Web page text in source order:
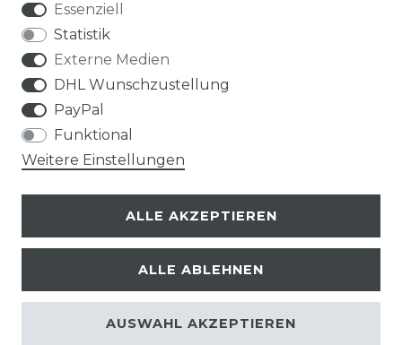
Bei Fragen schnelle und nette Rückmeldung
sabine m., celle
Datum der Veröffentlichung: 12.06.2026
Datum der Kauferfahrung: 04.06.2026
224 Bewertungen
Essenziell
Statistik
Externe Medien
DHL Wunschzustellung
PayPal
Funktional
Weitere Einstellungen
ALLE AKZEPTIEREN
ALLE ABLEHNEN
AUSWAHL AKZEPTIEREN